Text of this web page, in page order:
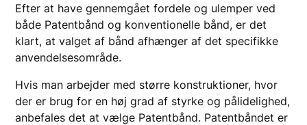
Efter at have gennemgået fordele og ulemper ved
både Patentbånd og konventionelle bånd, er det
klart, at valget af bånd afhænger af det specifikke
anvendelsesområde.
Hvis man arbejder med større konstruktioner, hvor
der er brug for en høj grad af styrke og pålidelighed,
anbefales det at vælge Patentbånd. Patentbåndet er